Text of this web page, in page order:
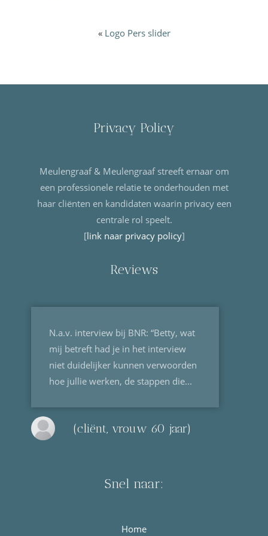
« Logo Pers slider
Privacy Policy
Meulengraaf & Meulengraaf streeft ernaar om
een professionele relatie te onderhouden met
haar cliënten en kandidaten waarin privacy een
centrale rol speelt.
[link naar privacy policy]
Reviews
N.a.v. interview bij BNR: “Betty, wat
mij betreft had je in het interview
niet duidelijker kunnen verwoorden
hoe jullie werken, de stappen die...
(cliënt, vrouw 60 jaar)
Snel naar:
Home